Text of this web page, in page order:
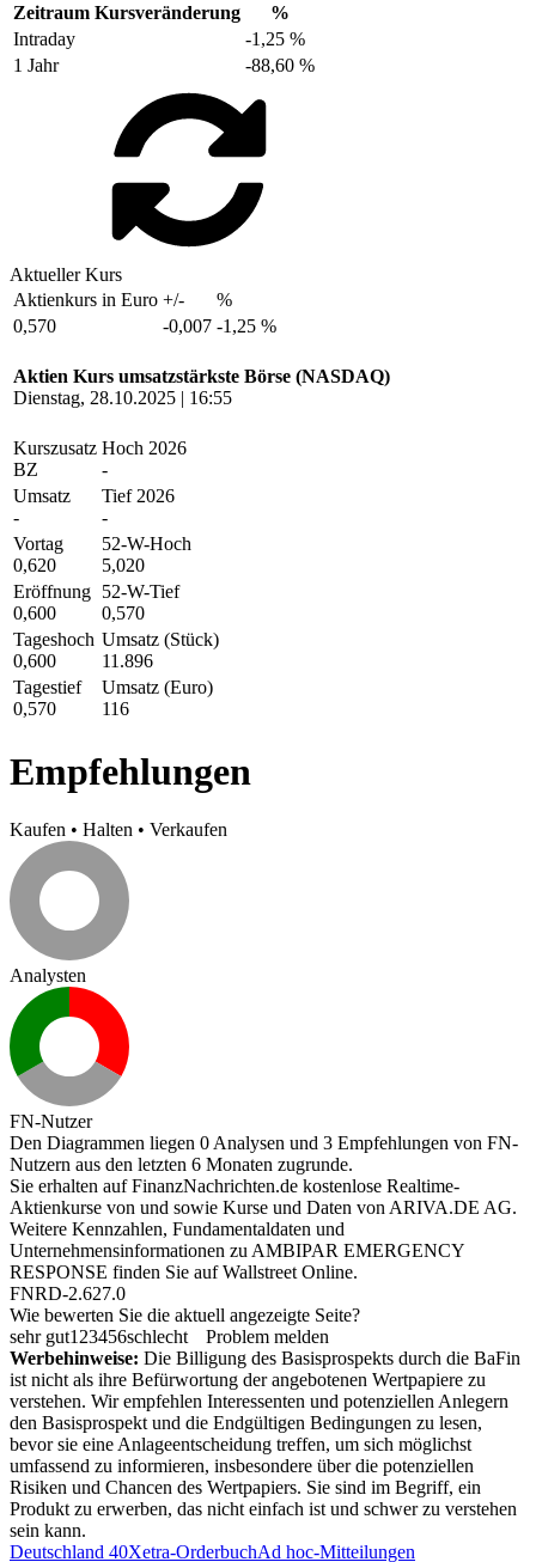
Zeitraum Kursveränderung
%
Intraday
-1,25 %
1 Jahr
-88,60 %
Aktueller Kurs
Aktienkurs in Euro +/-
%
0,570
-0,007 -1,25 %
Aktien Kurs umsatzstärkste Börse (NASDAQ)
Dienstag, 28.10.2025 | 16:55
Kurszusatz
BZ
Hoch 2026
-
Umsatz
-
Tief 2026
-
Vortag
0,620
52-W-Hoch
5,020
Eröffnung
0,600
52-W-Tief
0,570
Tageshoch
0,600
Umsatz (Stück)
11.896
Tagestief
0,570
Umsatz (Euro)
116
Empfehlungen
Kaufen • Halten • Verkaufen
Analysten
FN-Nutzer
Den Diagrammen liegen 0 Analysen und 3 Empfehlungen von FN-
Nutzern aus den letzten 6 Monaten zugrunde.
Sie erhalten auf FinanzNachrichten.de kostenlose Realtime-
Aktienkurse von und sowie Kurse und Daten von ARIVA.DE AG.
Weitere Kennzahlen, Fundamentaldaten und
Unternehmensinformationen zu AMBIPAR EMERGENCY
RESPONSE finden Sie aufWallstreet Online.
FNRD-2.627.0
Wie bewerten Sie die aktuell angezeigte Seite?
sehr gut1 23456schlecht
Problem melden
Werbehinweise: Die Billigung des Basisprospekts durch die BaFin
ist nicht als ihre Befürwortung der angebotenen Wertpapiere zu
verstehen. Wir empfehlen Interessenten und potenziellen Anlegern
den Basisprospekt und die Endgültigen Bedingungen zu lesen,
bevor sie eine Anlageentscheidung treffen, um sich möglichst
umfassend zu informieren, insbesondere über die potenziellen
Risiken und Chancen des Wertpapiers. Sie sind im Begriff, ein
Produkt zu erwerben, das nicht einfach ist und schwer zu verstehen
sein kann.
Deutschland 40Xetra-OrderbuchAd hoc-Mitteilungen